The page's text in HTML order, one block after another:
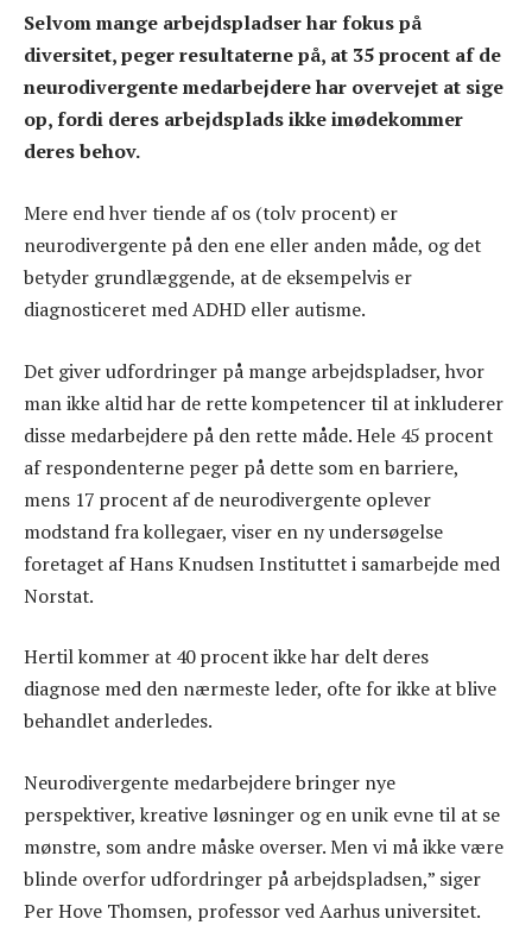
Selvom mange arbejdspladser har fokus på
diversitet, peger resultaterne på, at 35 procent af de
neurodivergente medarbejdere har overvejet at sige
op, fordi deres arbejdsplads ikke imødekommer
deres behov.
Mere end hver tiende af os (tolv procent) er
neurodivergente på den ene eller anden måde, og det
betyder grundlæggende, at de eksempelvis er
diagnosticeret med ADHD eller autisme.
Det giver udfordringer på mange arbejdspladser, hvor
man ikke altid har de rette kompetencer til at inkluderer
disse medarbejdere på den rette måde. Hele 45 procent
af respondenterne peger på dette som en barriere,
mens 17 procent af de neurodivergente oplever
modstand fra kollegaer, viser en ny undersøgelse
foretaget af Hans Knudsen Instituttet i samarbejde med
Norstat.
Hertil kommer at 40 procent ikke har delt deres
diagnose med den nærmeste leder, ofte for ikke at blive
behandlet anderledes.
Neurodivergente medarbejdere bringer nye
perspektiver, kreative løsninger og en unik evne til at se
mønstre, som andre måske overser. Men vi må ikke være
blinde overfor udfordringer på arbejdspladsen,” siger
Per Hove Thomsen, professor ved Aarhus universitet.